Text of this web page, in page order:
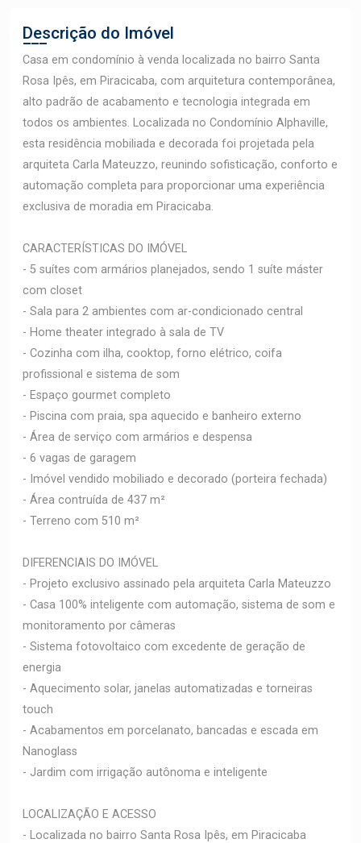
Descrição do Imóvel
Casa em condomínio à venda localizada no bairro Santa
Rosa Ipês, em Piracicaba, com arquitetura contemporânea,
alto padrão de acabamento e tecnologia integrada em
todos os ambientes. Localizada no Condomínio Alphaville,
esta residência mobiliada e decorada foi projetada pela
arquiteta Carla Mateuzzo, reunindo sofisticação, conforto e
automação completa para proporcionar uma experiência
exclusiva de moradia em Piracicaba.
CARACTERÍSTICAS DO IMÓVEL
- 5 suítes com armários planejados, sendo 1 suíte máster
com closet
- Sala para 2 ambientes com ar-condicionado central
- Home theater integrado à sala de TV
- Cozinha com ilha, cooktop, forno elétrico, coifa
profissional e sistema de som
- Espaço gourmet completo
- Piscina com praia, spa aquecido e banheiro externo
- Área de serviço com armários e despensa
- 6 vagas de garagem
- Imóvel vendido mobiliado e decorado (porteira fechada)
- Área contruída de 437 m²
- Terreno com 510 m²
DIFERENCIAIS DO IMÓVEL
- Projeto exclusivo assinado pela arquiteta Carla Mateuzzo
- Casa 100% inteligente com automação, sistema de som e
monitoramento por câmeras
- Sistema fotovoltaico com excedente de geração de
energia
- Aquecimento solar, janelas automatizadas e torneiras
touch
- Acabamentos em porcelanato, bancadas e escada em
Nanoglass
- Jardim com irrigação autônoma e inteligente
LOCALIZAÇÃO E ACESSO
- Localizada no bairro Santa Rosa Ipês, em Piracicaba